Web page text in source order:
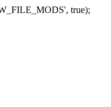
true);